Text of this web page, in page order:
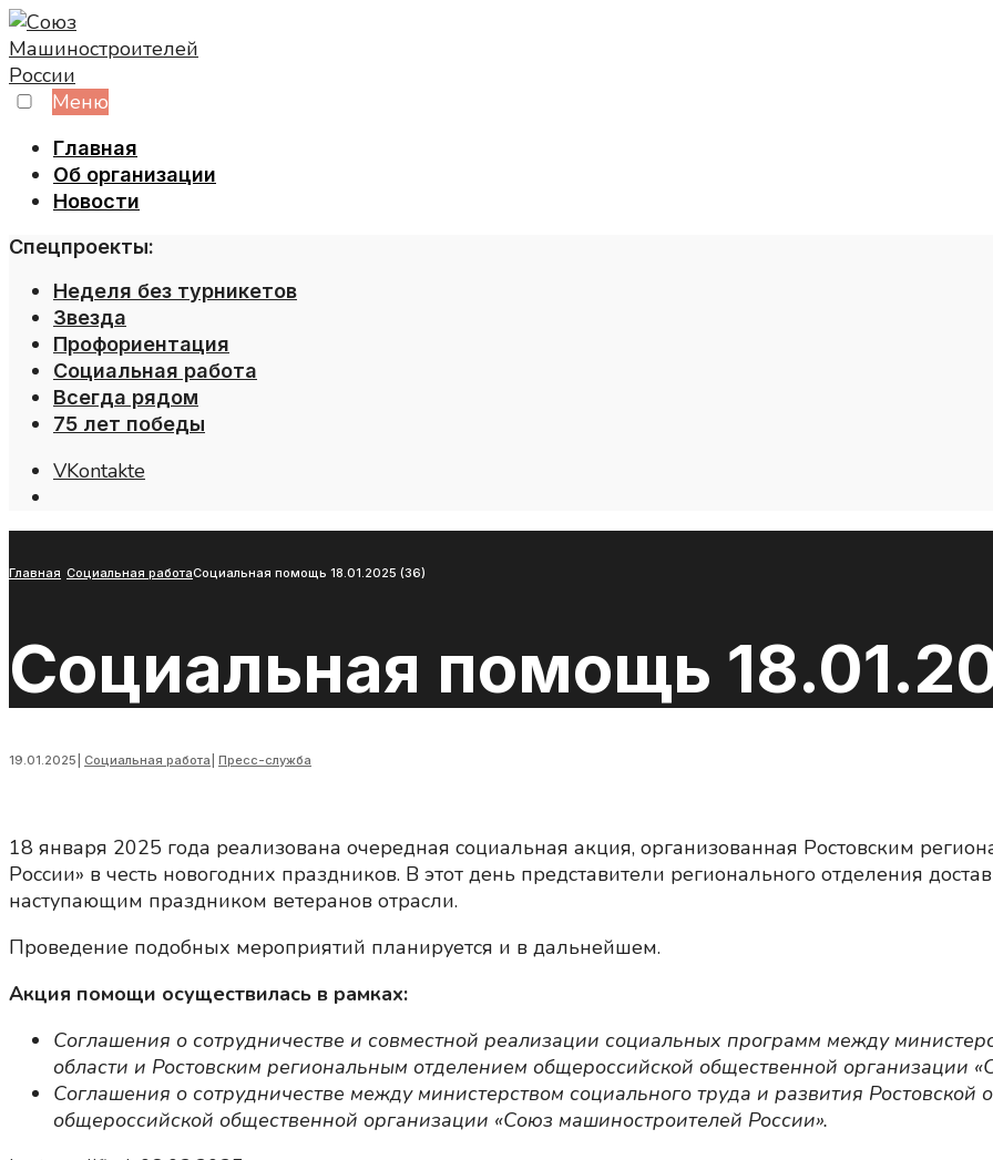
Skip
to
content
Меню
Главная
Об организации
Новости
Спецпроекты:
Неделя без турникетов
Звезда
Профориентация
Социальная работа
Всегда рядом
75 лет победы
VKontakte
Главная Социальная работаСоциальная помощь 18.01.2025 (36)
Социальная помощь
19.01.2025 Социальная работа Пресс-служба
18 января 2025 года реализована очередная социальная акция, организованная Ростовским
России» в честь новогодних праздников. В этот день представители регионального отделения
наступающим праздником ветеранов отрасли.
Проведение подобных мероприятий планируется и в дальнейшем.
Акция помощи осуществилась в рамках:
Соглашения о сотрудничестве и совместной реализации социальных программ между
области и Ростовским региональным отделением общероссийской общественной организации
Соглашения о сотрудничестве между министерством социального труда и развития
общероссийской общественной организации «Союз машиностроителей России».